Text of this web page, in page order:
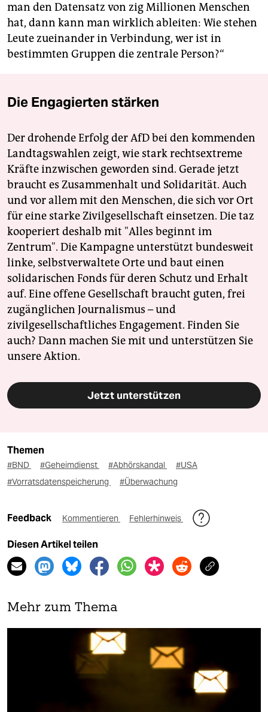
man den Datensatz von zig Millionen Menschen
hat, dann kann man wirklich ableiten: Wie stehen
Leute zueinander in Verbindung, wer ist in
bestimmten Gruppen die zentrale Person?“
Die Engagierten stärken
Der drohende Erfolg der AfD bei den kommenden
Landtagswahlen zeigt, wie stark rechtsextreme
Kräfte inzwischen geworden sind. Gerade jetzt
braucht es Zusammenhalt und Solidarität. Auch
und vor allem mit den Menschen, die sich vor Ort
für eine starke Zivilgesellschaft einsetzen. Die taz
kooperiert deshalb mit "Alles beginnt im
Zentrum". Die Kampagne unterstützt bundesweit
linke, selbstverwaltete Orte und baut einen
solidarischen Fonds für deren Schutz und Erhalt
auf. Eine offene Gesellschaft braucht guten, frei
zugänglichen Journalismus – und
zivilgesellschaftliches Engagement. Finden Sie
auch? Dann machen Sie mit und unterstützen Sie
unsere Aktion.
Jetzt unterstützen
Themen
#BND #Geheimdienst #Abhörskandal
#USA
#Vorratsdatenspeicherung
#Überwachung
Feedback Kommentieren Fehlerhinweis
Diesen Artikel teilen
Mehr zum Thema